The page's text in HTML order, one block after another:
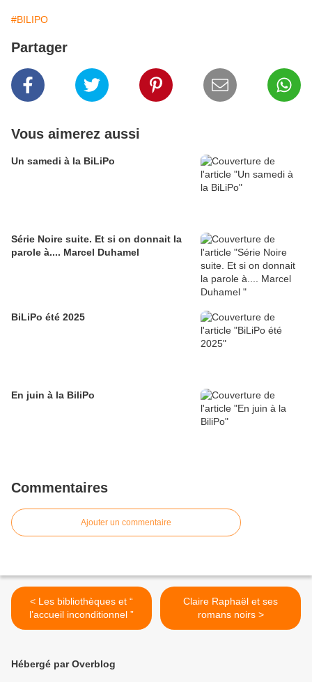
#BILIPO
Partager
Vous aimerez aussi
Un samedi à la BiLiPo
Série Noire suite. Et si on donnait la
parole à.... Marcel Duhamel
BiLiPo été 2025
En juin à la BiliPo
Commentaires
Ajouter un commentaire
< Les bibliothèques et “
l’accueil inconditionnel ”
Claire Raphaël et ses
romans noirs >
Hébergé par Overblog